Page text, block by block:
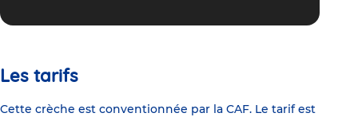
Les tarifs
Cette crèche est conventionnée par la CAF. Le tarif est